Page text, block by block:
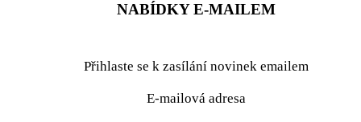
NABÍDKY E-MAILEM
Přihlaste se k zasílání novinek emailem
E-mailová adresa